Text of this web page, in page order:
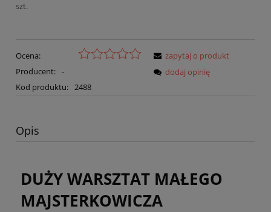
szt.
Ocena:
Producent: -
Kod produktu: 2488
zapytaj o produkt
dodaj opinię
Opis
DUŻY WARSZTAT MAŁEGO
MAJSTERKOWICZA